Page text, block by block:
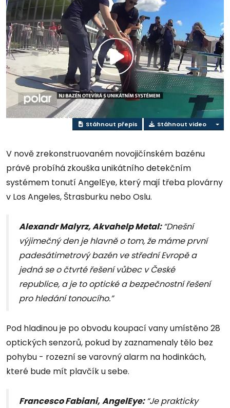
Přehrát
video
Stáhnout přepis Stáhnout video
V nově zrekonstruovaném novojičínském bazénu
právě probíhá zkouška unikátního detekčním
systémem tonutí AngelEye, který mají třeba plovárny
v Los Angeles, Štrasburku nebo Oslu.
Alexandr Malyrz, Akvahelp Metal:“Dnešní
výjimečný den je hlavně o tom, že máme první
padesátimetrový bazén ve střední Evropě a
jedná se o čtvrté řešení vůbec v České
republice, a je to optické a bezpečnostní řešení
pro hledání tonoucího.”
Pod hladinou je po obvodu koupací vany umístěno 28
optických senzorů, pokud by zaznamenaly tělo bez
pohybu - rozezní se varovný alarm na hodinkách,
které bude mít plavčík u sebe.
Francesco Fabiani,AngelEye:“Je prakticky